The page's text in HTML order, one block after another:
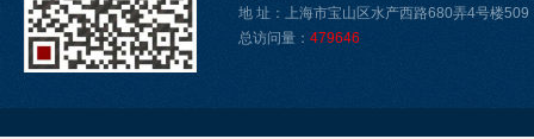
地 址：上海市宝山区水产西路680弄4号楼509
总访问量： 479646